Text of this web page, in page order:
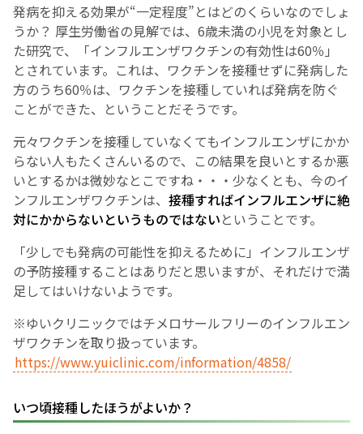
発病を抑える効果が“一定程度”とはどのくらいなのでしょ
うか？ 厚生労働省の見解では、6歳未満の小児を対象とし
た研究で、「インフルエンザワクチンの有効性は60％」
とされています。これは、ワクチンを接種せずに発病した
方のうち60％は、ワクチンを接種していれば発病を防ぐ
ことができた、ということだそうです。
元々ワクチンを接種していなくてもインフルエンザにかか
らない人もたくさんいるので、この結果を良いとするか悪
いとするかは微妙なとこですね・・・少なくとも、今のイ
ンフルエンザワクチンは、 接種すればインフルエンザに絶
対にかからないというものではないということです。
「少しでも発病の可能性を抑えるために」インフルエンザ
の予防接種することはありだと思いますが、それだけで満
足してはいけないようです。
※ゆいクリニックではチメロサールフリーのインフルエン
ザワクチンを取り扱っています。
https://www.yuiclinic.com/information/4858/
いつ頃接種したほうがよいか？